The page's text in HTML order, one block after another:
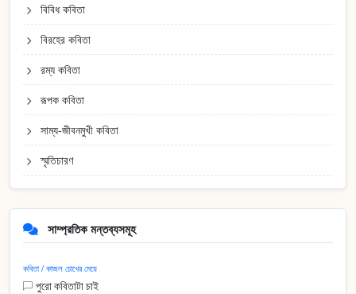
বিবিধ কবিতা
বিরহের কবিতা
রম্য কবিতা
রূপক কবিতা
সাম্য-জীবনমুখী কবিতা
স্মৃতিচারণ
সাম্প্রতিক মন্তব্যসমূহ
কবিতা / কাজল চোখের মেয়ে
পুরো কবিতাটা চাই